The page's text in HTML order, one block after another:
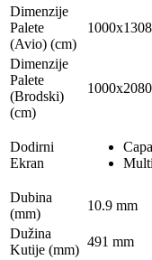
Dimenzije
Palete
(Avio) (cm)
Dimenzije
Palete
(Brodski)
(cm)
Dodirni
Ekran
Dubina
(mm)
10.9 mm
Dužina
Kutije (mm)
491 mm